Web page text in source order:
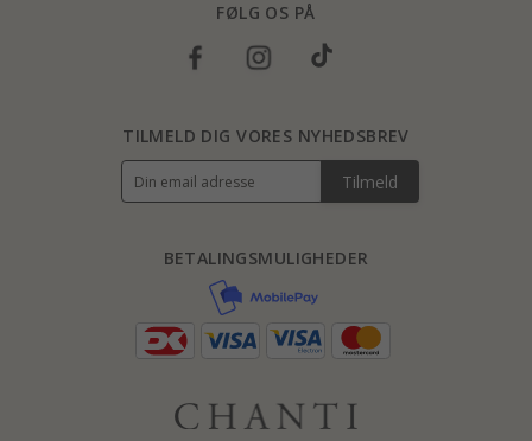
FØLG OS PÅ
BETALINGSMULIGHEDER
TILMELD DIG VORES NYHEDSBREV
Tilmeld